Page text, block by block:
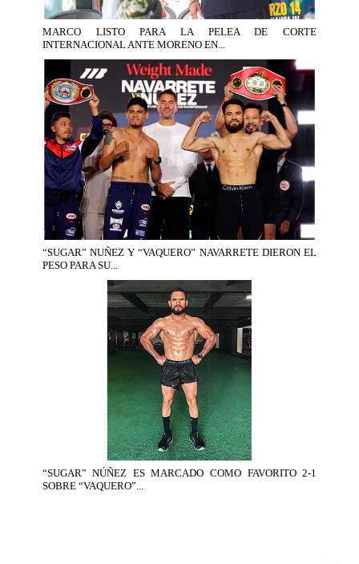
MARCO LISTO PARA LA PELEA DE CORTE
INTERNACIONAL ANTE MORENO EN...
“SUGAR” NUÑEZ Y “VAQUERO” NAVARRETE DIERON EL
PESO PARA SU...
“SUGAR” NÚÑEZ ES MARCADO COMO FAVORITO 2-1
SOBRE “VAQUERO”...